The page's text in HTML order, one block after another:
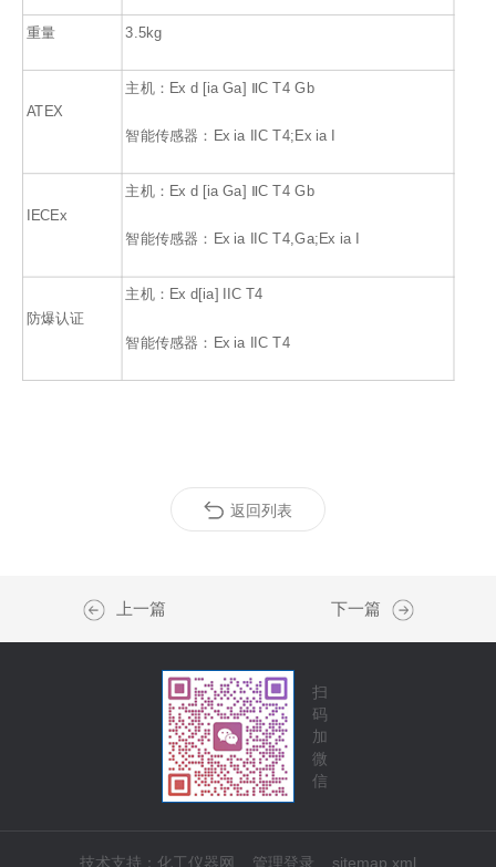
重量 3.5kg
ATEX
主机：Ex d [ia Ga] ⅡC T4 Gb
智能传感器：Ex ia IIC T4;Ex ia I
IECEx
主机：Ex d [ia Ga] ⅡC T4 Gb
智能传感器：Ex ia IIC T4,Ga;Ex ia I
防爆认证
主机：Ex d[ia] IIC T4
智能传感器：Ex ia IIC T4
返回列表
上一篇 下一篇
扫
码
加
微
信
技术支持： 化工仪器网 管理登录 sitemap.xml